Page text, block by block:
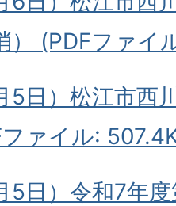
） (PDFファイ
5日）松江市西
ァイル:
5日）令和7年